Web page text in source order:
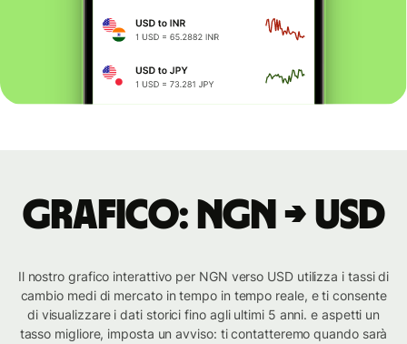
Grafico: NGN → USD
Il nostro grafico interattivo per NGN verso USD utilizza i tassi di
cambio medi di mercato in tempo in tempo reale, e ti consente
di visualizzare i dati storici fino agli ultimi 5 anni. e aspetti un
tasso migliore, imposta un avviso: ti contatteremo quando sarà